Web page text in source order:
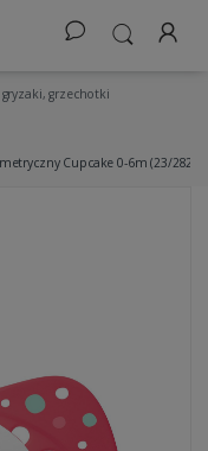
grzechotki
Cupcake 0-6m (23/282)